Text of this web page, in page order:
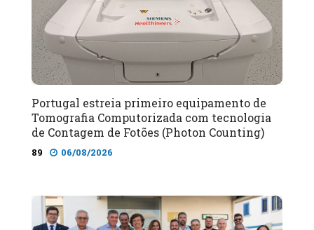
Portugal estreia primeiro equipamento de
Tomografia Computorizada com tecnologia
de Contagem de Fotões (Photon Counting)
89 06/08/2026